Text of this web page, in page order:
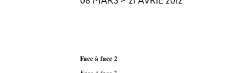
Face à face 2